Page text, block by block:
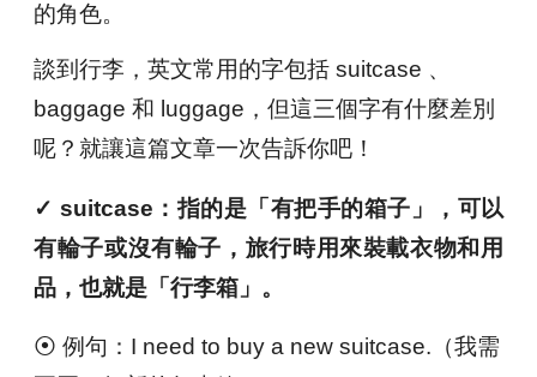
的角色。
談到行李，英文常用的字包括 suitcase 、
baggage 和 luggage，但這三個字有什麼差別
呢？就讓這篇文章一次告訴你吧！
✓ suitcase ：指的是「有把手的箱子」，可以
有輪子或沒有輪子，旅行時用來裝載衣物和用
品，也就是「行李箱」。
⦿ 例句：I need to buy a new suitcase.（我需